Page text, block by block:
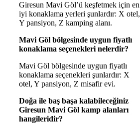
Giresun Mavi Göl’ü keşfetmek için en
iyi konaklama yerleri şunlardır: X otel,
Y pansiyon, Z kamping alanı.
Mavi Göl bölgesinde uygun fiyatlı
konaklama seçenekleri nelerdir?
Mavi Göl bölgesinde uygun fiyatlı
konaklama seçenekleri şunlardır: X
otel, Y pansiyon, Z misafir evi.
Doğa ile baş başa kalabileceğiniz
Giresun Mavi Göl kamp alanları
hangileridir?